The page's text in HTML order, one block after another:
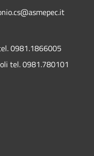
0981.1866005
tel. 0981.780101